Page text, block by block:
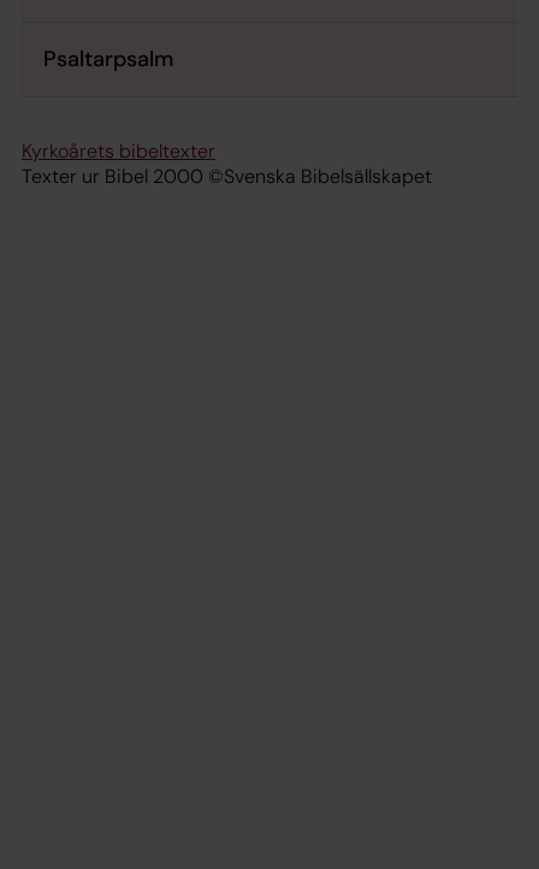
Psaltarpsalm
Kyrkoårets bibeltexter
Texter ur Bibel 2000 ©Svenska Bibelsällskapet